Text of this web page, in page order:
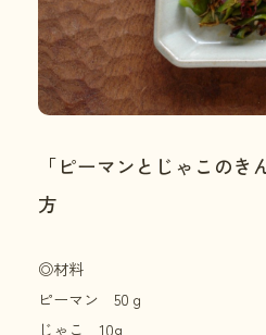
「ピーマンとじゃこのき
方
◎材料
ピーマン 50ｇ
じゃこ 10g